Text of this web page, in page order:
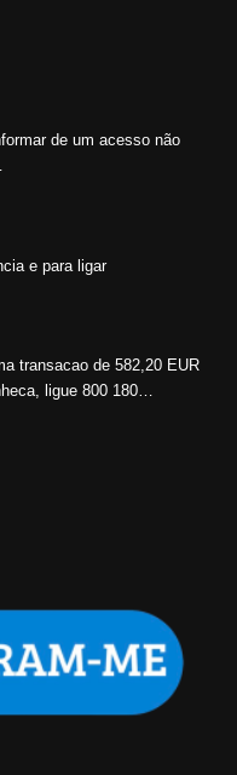
de um acesso não
e para ligar
transacao de 582,20 EUR
ligue 800 180…